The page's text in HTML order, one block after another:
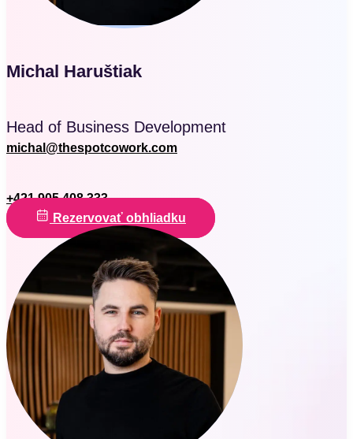
Michal Haruštiak
Head of Business Development
michal@thespotcowork.com
+421 905 408 333
Rezervovať obhliadku